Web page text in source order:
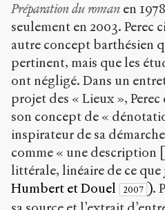
Préparation du roman en
seulement en 2003. Perec
autre concept barthésien
pertinent, mais que les
ont négligé. Dans un
projet des « Lieux », Perec
son concept de «
inspirateur de sa
comme « une
littérale, linéaire de ce que
Humbert et Douel
2007 ).